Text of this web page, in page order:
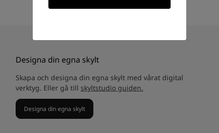
Designa din egna skylt
Skapa och designa din egna skylt med vårat digital
verktyg. Eller gå till skyltstudio guiden.
Designa din egna skylt